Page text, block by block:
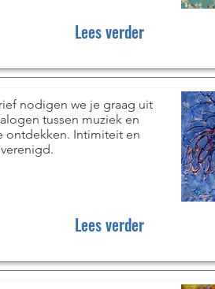
Lees verder
nodigen we je graag uit
tussen muziek en
ontdekken. Intimiteit en
Lees verder